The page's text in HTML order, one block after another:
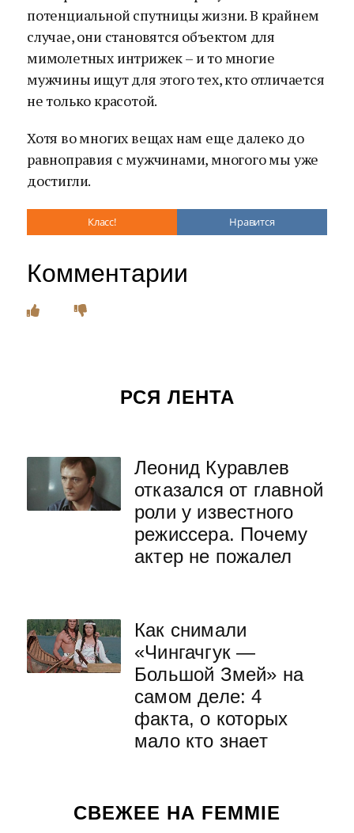
потенциальной спутницы жизни. В крайнем
случае, они становятся объектом для
мимолетных интрижек – и то многие
мужчины ищут для этого тех, кто отличается
не только красотой.
Хотя во многих вещах нам еще далеко до
равноправия с мужчинами, многого мы уже
достигли.
Класс! Нравится
Комментарии
РСЯ ЛЕНТА
Леонид Куравлев
отказался от главной
роли у известного
режиссера. Почему
актер не пожалел
Как снимали
«Чингачгук —
Большой Змей» на
самом деле: 4
факта, о которых
мало кто знает
СВЕЖЕЕ НА FEMMIE